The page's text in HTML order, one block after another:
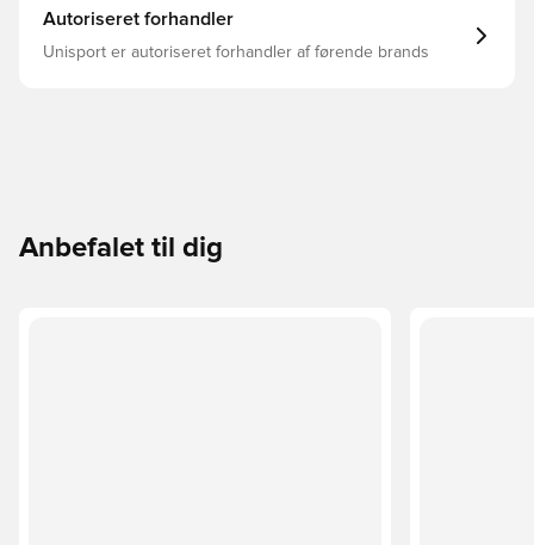
Autoriseret forhandler
Unisport er autoriseret forhandler af førende brands
Anbefalet til dig